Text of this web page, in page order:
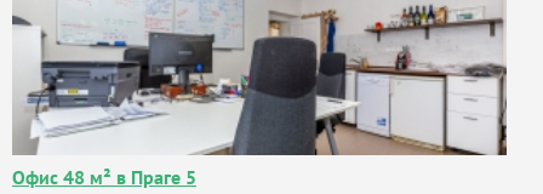
Офис 48 м² в Праге 5